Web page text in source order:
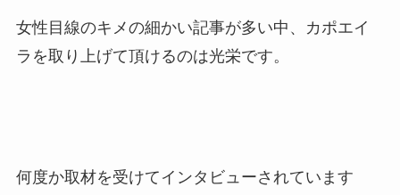
女性目線のキメの細かい記事が多い中、カポエイ
ラを取り上げて頂けるのは光栄です。
何度か取材を受けてインタビューされています